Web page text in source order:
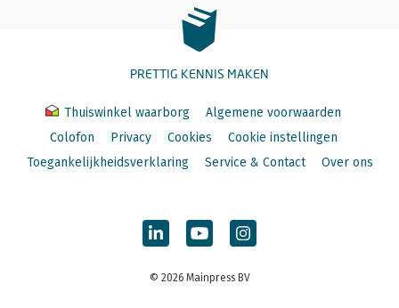
PRETTIG KENNIS MAKEN
Thuiswinkel waarborg
Algemene voorwaarden
Colofon
Privacy Cookies
Cookie instellingen
Toegankelijkheidsverklaring
Service & Contact Over ons
© 2026 Mainpress BV